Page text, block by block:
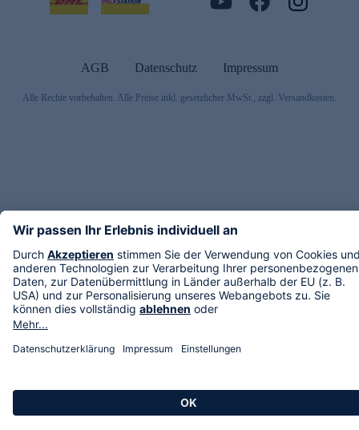
AGB Datenschutz Impressum
Alle Rechte vorbehalten. Alle Preise inkl. gesetzlicher MwSt., zzgl. Versandkosten.